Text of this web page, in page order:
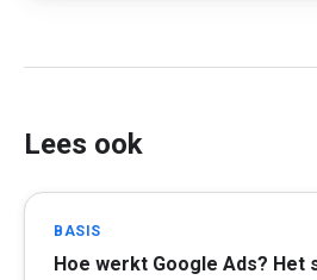
Lees ook
BASIS
Hoe werkt Google Ads? Het